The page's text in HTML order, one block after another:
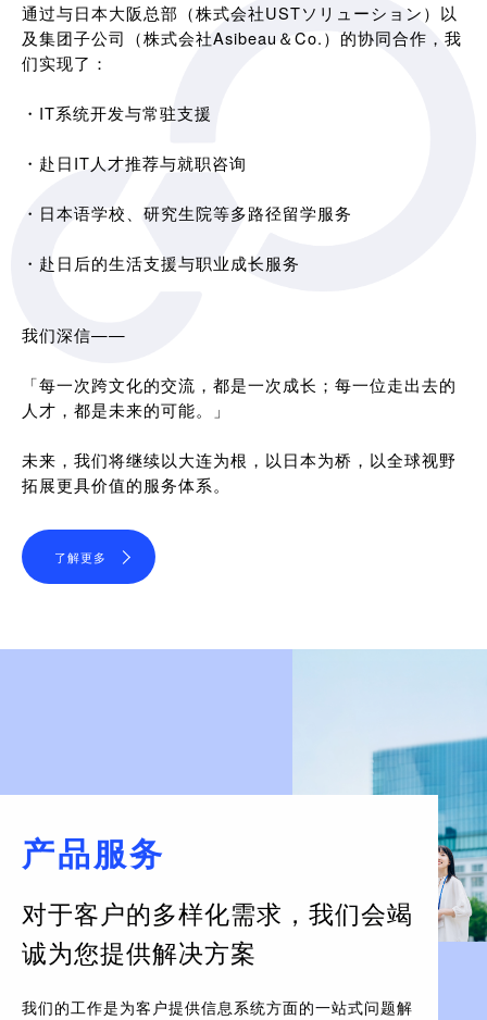
通过与日本大阪总部（株式会社USTソリューション）以
及集团子公司（株式会社Asibeau＆Co.）的协同合作，我
们实现了：
・IT系统开发与常驻支援
・赴日IT人才推荐与就职咨询
・日本语学校、研究生院等多路径留学服务
・赴日后的生活支援与职业成长服务
我们深信——
「每一次跨文化的交流，都是一次成长；每一位走出去的
人才，都是未来的可能。」
未来，我们将继续以大连为根，以日本为桥，以全球视野
拓展更具价值的服务体系。
了解更多
产品服务
对于客户的多样化需求， 我们会竭
诚为您提供解决方案
我们的工作是为客户提供信息系统方面的一站式问题解